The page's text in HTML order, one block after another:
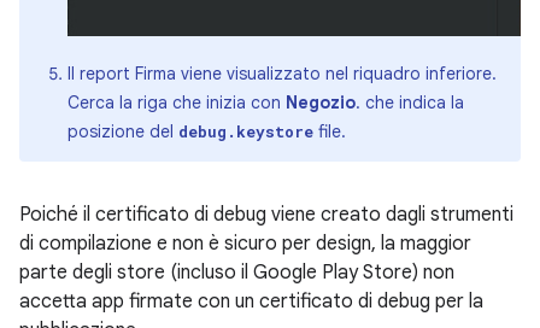
Il report Firma viene visualizzato nel riquadro inferiore.
Cerca la riga che inizia con Negozio. che indica la
posizione del debug.keystore file.
Poiché il certificato di debug viene creato dagli strumenti
di compilazione e non è sicuro per design, la maggior
parte degli store (incluso il Google Play Store) non
accetta app firmate con un certificato di debug per la